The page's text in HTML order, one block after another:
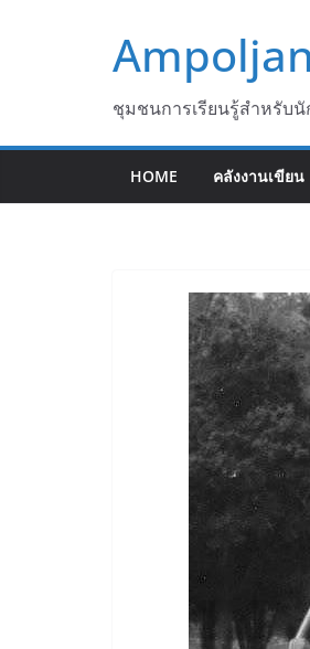
ชุมชนการเรียนรู้สำหรับนั
HOME คลังงานเขียน